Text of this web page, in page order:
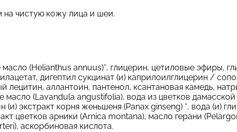
на чистую кожу лица и шеи.
(Helianthus annuus)*, глицерин, цетиловые эфиры,
дигептил сукцинат (и) каприлоилглицерин /
лецитин, аллантоин, пантенол, ксантановая камедь,
масло (Lavandula angustifolia), вода из цветков
(и) экстракт корня женьшеня (Panax ginseng) *, вода (и)
цветков арники (Arnica montana), масло герани
аскорбиновая кислота.